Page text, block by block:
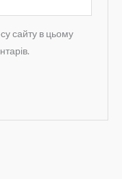
сайту в цьому